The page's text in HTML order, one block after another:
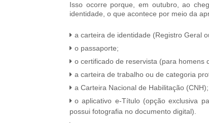
Isso ocorre porque, em outubro, ao
identidade, o que acontece por meio da
a carteira de identidade (Registro Geral
o passaporte;
o certificado de reservista (para homens
a carteira de trabalho ou de categoria
a Carteira Nacional de Habilitação (CNH);
o aplicativo e-Título (opção exclusiva
possui fotografia no documento digital).